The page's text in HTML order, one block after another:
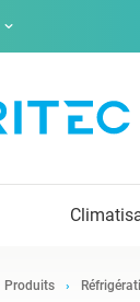
Produits